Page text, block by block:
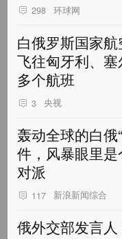
298 环球网
白俄罗斯国家
飞往匈牙利、
多个航班
3 央视
轰动全球的白俄
件，风暴眼里是
对派
117 新浪新闻综合
俄外交部发言